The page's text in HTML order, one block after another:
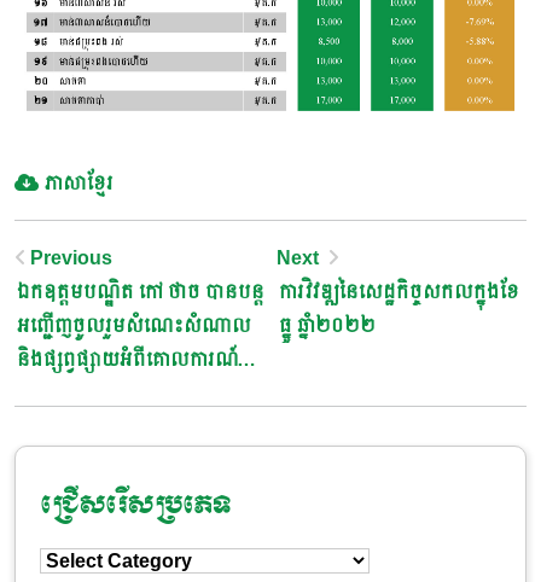
ភាសាខ្មែរ
Post
Navigation
Previous
ឯកឧត្តមបណ្ឌិត កៅ ថាច បានបន្ត
អញ្ជើញចូលរួមសំណេះសំណាល
និងផ្សព្វផ្សាយអំពីគោលការណ៍
Next
ការវិវឌ្ឍនៃសេដ្ឋកិច្ចសកលក្នុងខែ
ធ្នូ ឆ្នាំ២០២២
ជ្រើសរើសប្រភេទ
ជ្រើសរើស